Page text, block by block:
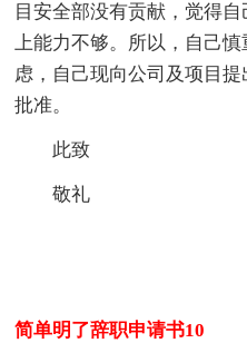
目安全部没有贡献，觉得
上能力不够。所以，自己
虑，自己现向公司及项目
批准。
此致
敬礼
简单明了辞职申请书10